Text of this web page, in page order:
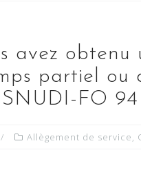
avez obtenu
partiel ou
FO
Allègement de service,